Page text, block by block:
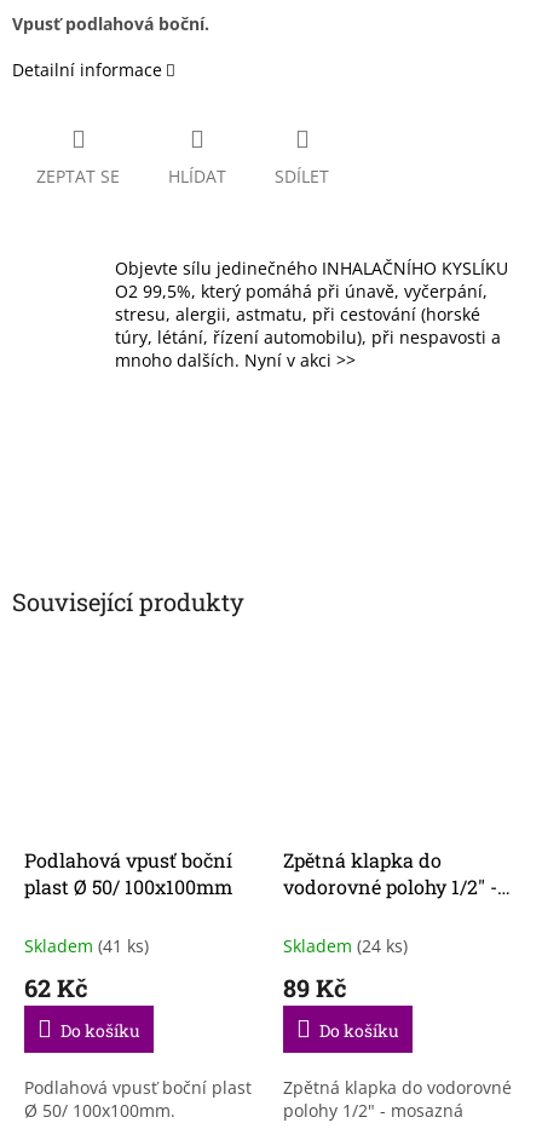
Vpusť podlahová boční.
Detailní informace
ZEPTAT SE HLÍDAT SDÍLET
Objevte sílu jedinečného INHALAČNÍHO KYSLÍKU
O2 99,5%, který pomáhá při únavě, vyčerpání,
stresu, alergii, astmatu, při cestování (horské
túry, létání, řízení automobilu), při nespavosti a
mnoho dalších. Nyní v akci >>
Související produkty
Podlahová vpusť boční
plast Ø 50/ 100x100mm
Skladem (41 ks)
62 Kč
Do košíku
Podlahová vpusť boční plast
Ø 50/ 100x100mm.
Zpětná klapka do
vodorovné polohy 1/2" -
Skladem (24 ks)
89 Kč
Do košíku
Zpětná klapka do vodorovné
polohy 1/2" - mosazná